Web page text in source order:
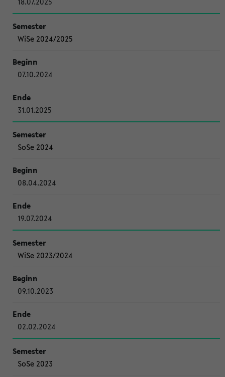
WiSe 2024/2025
07.10.2024
31.01.2025
SoSe 2024
08.04.2024
19.07.2024
WiSe 2023/2024
09.10.2023
02.02.2024
SoSe 2023